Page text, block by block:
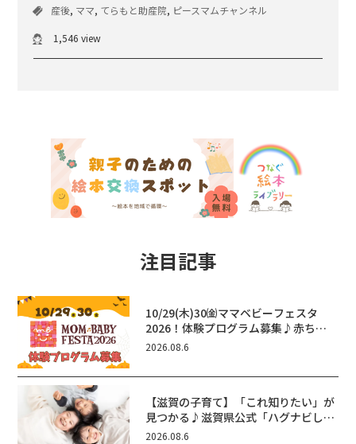
産後, ママ, てらもと助産院, ピースマムチャンネル
1,546 view
注目記事
10/29(木)30㈮ママベビーフェスタ
2026！体験プログラム募集♪赤ちゃ
ん向けイベントに出演しませんか？
2026.08.6
【滋賀の子育て】「これ知りたい」が
見つかる♪滋賀県公式「ハグナビし
が」使ってる？おでかけ・制度・子育
2026.08.6